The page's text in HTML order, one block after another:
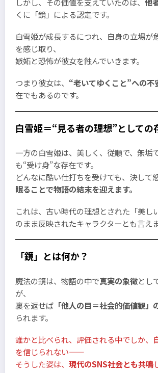
くに「鏡」による認定です。
白雪姫が成長するにつれ、自身の立場が
を感じ取り、
嫉妬と恐怖が彼女を蝕んでいきます。
つまり彼女は、 “老いてゆくこと”への不
在でもあるのです。
白雪姫＝“見る者の理想”としての
一方の白雪姫は、美しく、従順で、無垢
も“受け身”な存在です。
どんなに酷い仕打ちを受けても、決して
眠ることで物語の結末を迎えます。
これは、古い時代の理想とされた「美し
のまま反映されたキャラクターとも言えま
「鏡」とは何か？
魔法の鏡は、物語の中で真実の象徴とし
が、
裏を返せば 「他人の目＝社会的価値観」
られます。
誰かと比べられ、評価される中でしか、
を信じられない――
そうした姿は、 現代のSNS社会とも共鳴